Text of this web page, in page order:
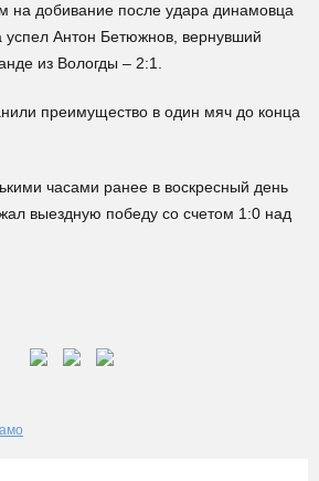
на добивание после удара динамовца
успел Антон Бетюжнов, вернувший
из Вологды – 2:1.
преимущество в один мяч до конца
часами ранее в воскресный день
выездную победу со счетом 1:0 над